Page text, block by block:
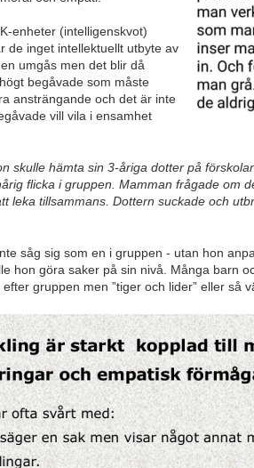
enheter (intelligenskvot)
de inget intellektuellt utbyte av
umgås men det blir då
begåvade som måste
ansträngande och det är inte
vill vila i ensamhet
skulle hämta sin 3-åriga dotter på
flicka i gruppen. Mamman frågade om
leka tillsammans. Dottern suckade och
såg sig som en i gruppen - utan hon
hon göra saker på sin nivå. Många barn
gruppen men ”tiger och lider” eller så